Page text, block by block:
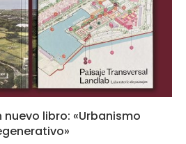
nuevo libro: «Urbanismo